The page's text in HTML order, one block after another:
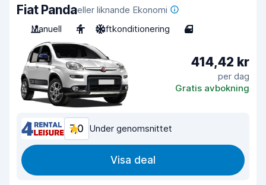
Fiat Pandaeller liknande Ekonomi
Manuell
4 Luftkonditionering 4
414,42 kr
per dag
Gratis avbokning
7,0 Under genomsnittet
Visa deal